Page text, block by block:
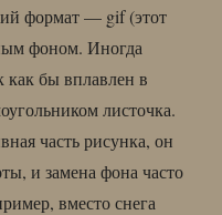
формат — gif (этот
фоном. Иногда
как бы вплавлен в
листочка.
часть рисунка, он
и замена фона часто
вместо снега